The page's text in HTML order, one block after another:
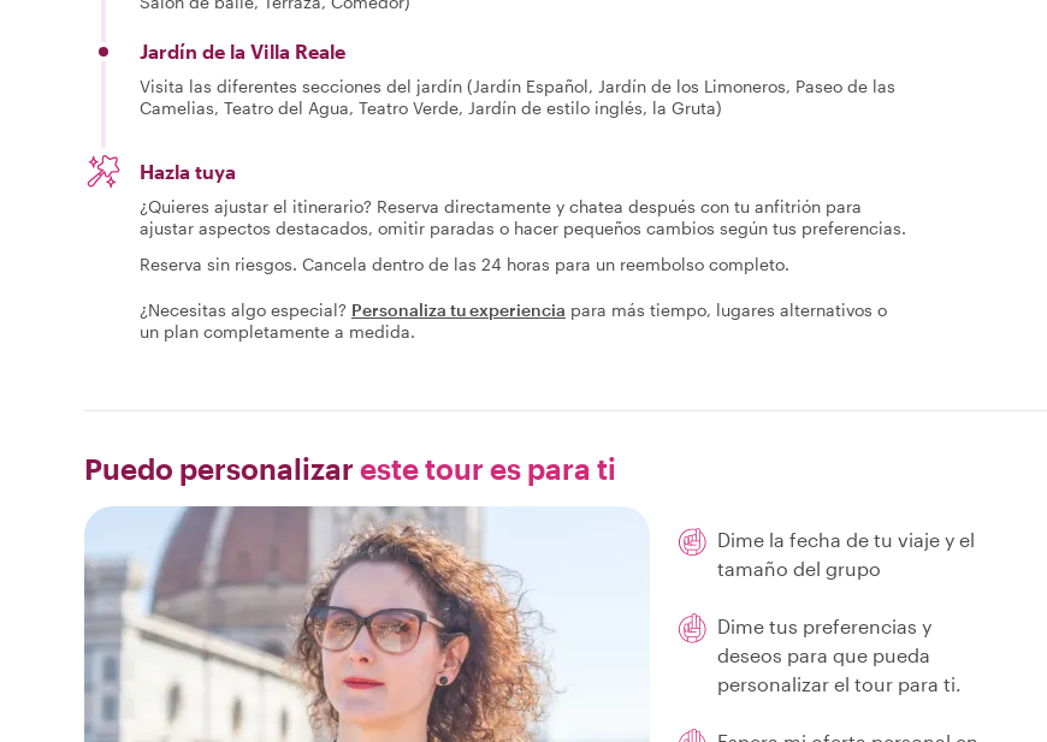
Jardín de la Villa Reale
Visita las diferentes secciones del jardín (Jardín Español, Jardín de los Limoneros, Paseo de las
Camelias, Teatro del Agua, Teatro Verde, Jardín de estilo inglés, la Gruta)
Hazla tuya
¿Quieres ajustar el itinerario? Reserva directamente y chatea después con tu anfitrión para
ajustar aspectos destacados, omitir paradas o hacer pequeños cambios según tus preferencias.
Reserva sin riesgos. Cancela dentro de las 24 horas para un reembolso completo.
¿Necesitas algo especial? Personaliza tu experiencia para más tiempo, lugares alternativos o
un plan completamente a medida.
Puedo personalizar este tour es para ti
Dime la fecha de tu viaje y el
tamaño del grupo
Dime tus preferencias y
deseos para que pueda
personalizar el tour para ti.